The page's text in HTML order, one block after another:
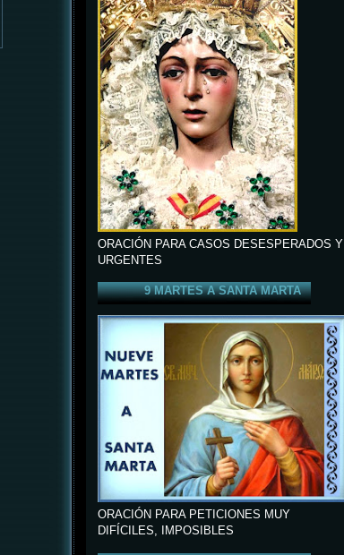
ORACIÓN PARA CASOS DESESPERADOS Y
URGENTES
9 MARTES A SANTA MARTA
ORACIÓN PARA PETICIONES MUY
DIFÍCILES, IMPOSIBLES